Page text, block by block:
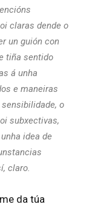
claras dende o
un guión con
tiña sentido
á unha
e maneiras
o
subxectivas,
idea de
claro.
da túa